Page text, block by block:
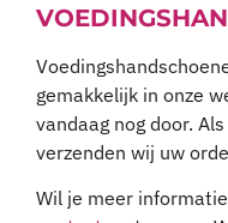
gemakkelijk in onze
vandaag nog door.
verzenden wij uw
Wil je meer
contactmet ons op.